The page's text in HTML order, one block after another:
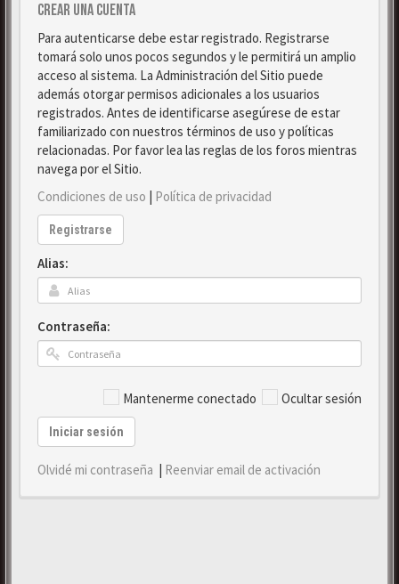
Crear una cuenta
Para autenticarse debe estar registrado. Registrarse
tomará solo unos pocos segundos y le permitirá un amplio
acceso al sistema. La Administración del Sitio puede
además otorgar permisos adicionales a los usuarios
registrados. Antes de identificarse asegúrese de estar
familiarizado con nuestros términos de uso y políticas
relacionadas. Por favor lea las reglas de los foros mientras
navega por el Sitio.
Condiciones de uso | Política de privacidad
Registrarse
Alias:
Contraseña:
Mantenerme conectado Ocultar sesión
Iniciar sesión
Olvidé mi contraseña | Reenviar email de activación